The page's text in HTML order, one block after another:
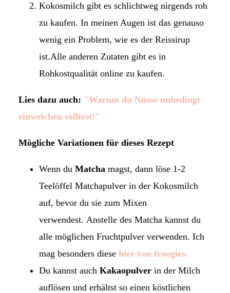
Kokosmilch gibt es schlichtweg nirgends roh
zu kaufen. In meinen Augen ist das genauso
wenig ein Problem, wie es der Reissirup
ist.Alle anderen Zutaten gibt es in
Rohkostqualität online zu kaufen.
Lies dazu auch: "Warum du Nüsse unbedingt
einweichen solltest!"
Mögliche Variationen für dieses Rezept
Wenn du Matcha magst, dann löse 1-2
Teelöffel Matchapulver in der Kokosmilch
auf, bevor du sie zum Mixen
verwendest. Anstelle des Matcha kannst du
alle möglichen Fruchtpulver verwenden. Ich
mag besonders diesehier von froogies.
Du kannst auch Kakaopulver in der Milch
auflösen und erhältst so einen köstlichen